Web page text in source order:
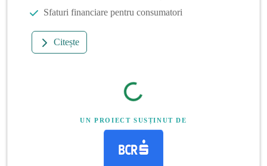
Sfaturi financiare pentru consumatori
Citește
UN PROIECT SUSȚINUT DE